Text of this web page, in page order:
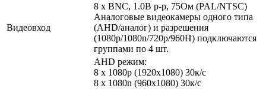
Видеовход
8 x BNC, 1.0В p-p, 75Ом (PAL/NTSC)
Аналоговые видеокамеры одного типа
(AHD/аналог) и разрешения
(1080p/1080n/720p/960Н) подключаются
группами по 4 шт.
AHD режим:
8 х 1080p (1920x1080) 30к/c
8 x 1080n (960x1080) 30к/c